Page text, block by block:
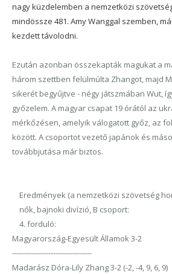
nagy küzdelemben a nemzetközi
mindössze 481. Amy Wanggal szemben,
kezdett távolodni.
Ezután azonban összekapták magukat a
három szettben felülmúlta Zhangot, majd
sikerét begyűjtve - négy játszmában Wut,
győzelem. A magyar csapat 19 órától az
mérkőzésen, amelyik válogatott győz, az
között. A csoportot vezető japánok és
továbbjutása már biztos.
Eredmények (a nemzetközi szövetség
nők, bajnoki divízió, B csoport:
4. forduló:
Magyarország-Egyesült Államok 3-2
---------------------------------
Madarász Dóra-Lily Zhang 3-2 (-2, -4, 9, 6, 9)